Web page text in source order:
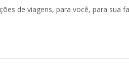
de viagens, para você, para sua